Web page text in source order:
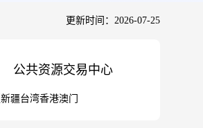
更新时间：2026-07-25
公共资源交易中心
新疆台湾香港澳门